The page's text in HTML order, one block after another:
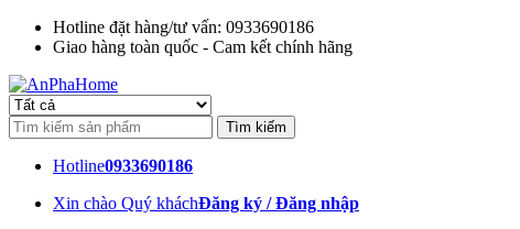
Hotline đặt hàng/tư vấn: 0933690186
Giao hàng toàn quốc - Cam kết chính hãng
Hotline0933690186
Xin chào Quý kháchĐăng ký / Đăng nhập